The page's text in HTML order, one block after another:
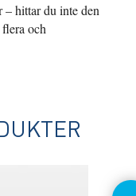
hittar du inte den
och